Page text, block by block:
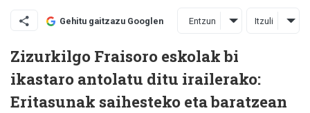
Gehitu gaitzazu Googlen Entzun Itzuli
Zizurkilgo Fraisoro eskolak bi
ikastaro antolatu ditu irailerako:
Eritasunak saihesteko eta baratzean